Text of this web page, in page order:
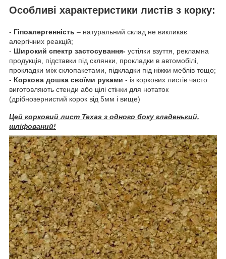
Особливі характеристики листів з корку:
- Гіпоалергенність – натуральний склад не викликає
алергічних реакцій;
- Широкий спектр застосування- устілки взуття, рекламна
продукція, підставки під склянки, прокладки в автомобілі,
прокладки між склопакетами, підкладки під ніжки меблів тощо;
- Коркова дошка своїми руками - із коркових листів часто
виготовляють стенди або цілі стінки для нотаток
(дрібнозернистий корок від 5мм і вище)
Цей корковий лист Texas з одного боку гладенький,
шліфований!